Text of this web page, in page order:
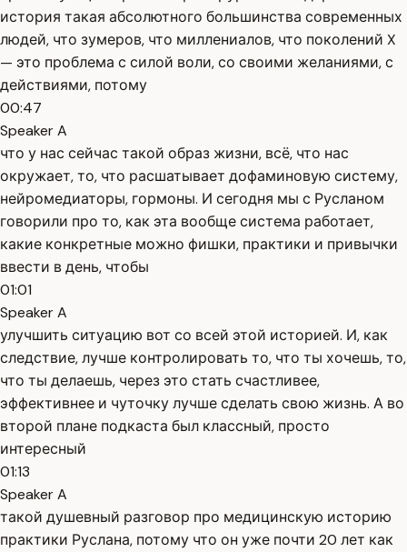
история такая абсолютного большинства современных
людей, что зумеров, что миллениалов, что поколений X
— это проблема с силой воли, со своими желаниями, с
действиями, потому
00:47
Speaker A
что у нас сейчас такой образ жизни, всё, что нас
окружает, то, что расшатывает дофаминовую систему,
нейромедиаторы, гормоны. И сегодня мы с Русланом
говорили про то, как эта вообще система работает,
какие конкретные можно фишки, практики и привычки
ввести в день, чтобы
01:01
Speaker A
улучшить ситуацию вот со всей этой историей. И, как
следствие, лучше контролировать то, что ты хочешь, то,
что ты делаешь, через это стать счастливее,
эффективнее и чуточку лучше сделать свою жизнь. А во
второй плане подкаста был классный, просто
интересный
01:13
Speaker A
такой душевный разговор про медицинскую историю
практики Руслана, потому что он уже почти 20 лет как